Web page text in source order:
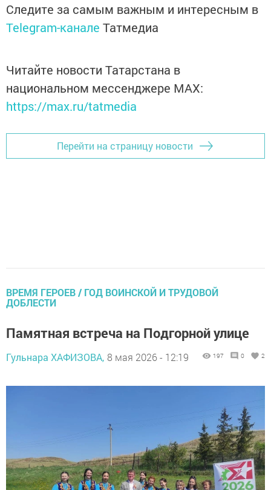
Следите за самым важным и интересным в
Telegram-канале Татмедиа
Читайте новости Татарстана в
национальном мессенджере MАХ:
https://max.ru/tatmedia
Перейти на страницу новости
ВРЕМЯ ГЕРОЕВ / ГОД ВОИНСКОЙ И ТРУДОВОЙ
ДОБЛЕСТИ
Памятная встреча на Подгорной улице
Гульнара ХАФИЗОВА, 8 мая 2026 - 12:19 197 0 2